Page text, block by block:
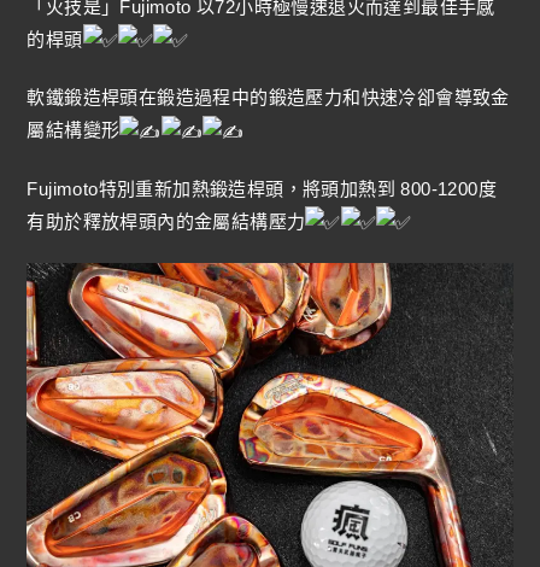
「火技是」Fujimoto 以72小時極慢速退火而達到最佳手感
的桿頭
軟鐵鍛造桿頭在鍛造過程中的鍛造壓力和快速冷卻會導致金
屬結構變形
Fujimoto特別重新加熱鍛造桿頭，將頭加熱到 800-1200度
有助於釋放桿頭內的金屬結構壓力